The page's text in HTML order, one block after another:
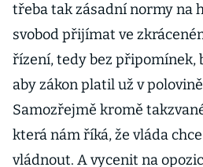
třeba tak zásadní normy na
svobod přijímat ve
řízení, tedy bez připomínek,
aby zákon platil už v
Samozřejmě kromě
která nám říká, že vláda
vládnout. A vycenit na